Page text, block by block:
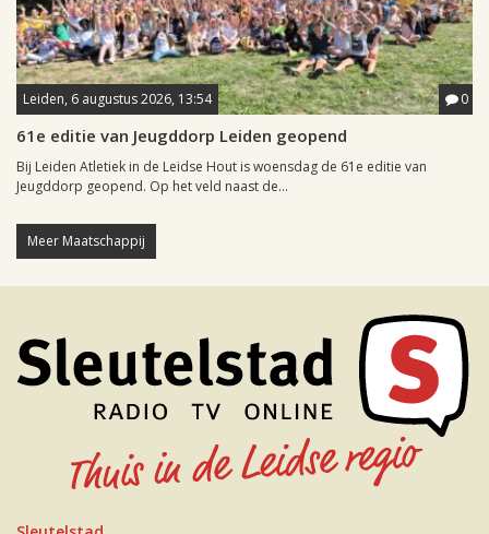
Leiden, 6 augustus 2026, 13:54 0
61e editie van Jeugddorp Leiden geopend
Bij Leiden Atletiek in de Leidse Hout is woensdag de 61e editie van
Jeugddorp geopend. Op het veld naast de...
Meer Maatschappij